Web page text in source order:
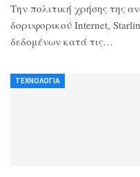
Την πολιτική χρήσης της
δορυφορικού Internet,
δεδομένων κατά τις…
ΤΕΧΝΟΛΟΓΊΑ